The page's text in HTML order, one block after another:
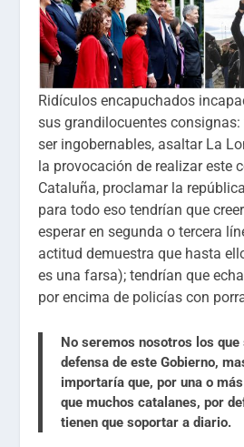
Ridículos encapuchados
sus grandilocuentes
ser ingobernables, asaltar La
la provocación de realizar este
Cataluña, proclamar la
para todo eso tendrían que
esperar en segunda o tercera
actitud demuestra que hasta
es una farsa); tendrían que
por encima de policías con
No seremos nosotros los
defensa de este Gobierno,
importaría que, por una o
que muchos catalanes, por
tienen que soportar a diario.